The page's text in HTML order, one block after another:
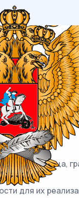
/
Федерации,
лица,
для их